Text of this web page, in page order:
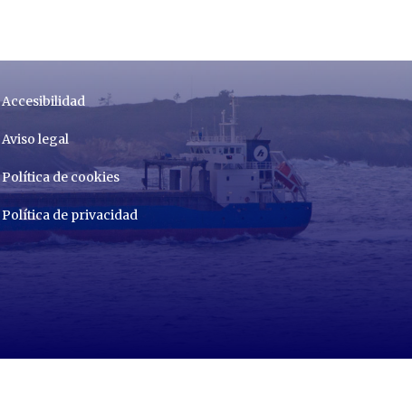
Accesibilidad
Aviso legal
Política de cookies
Política de privacidad